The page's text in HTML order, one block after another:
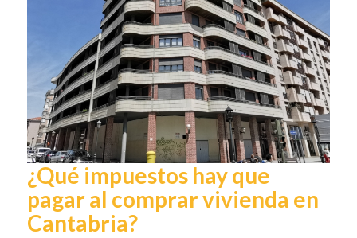
¿Qué impuestos hay que
pagar al comprar vivienda en
Cantabria?